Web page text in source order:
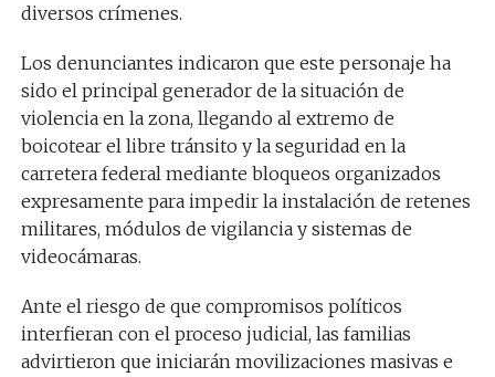
diversos crímenes.
Los denunciantes indicaron que este personaje ha
sido el principal generador de la situación de
violencia en la zona, llegando al extremo de
boicotear el libre tránsito y la seguridad en la
carretera federal mediante bloqueos organizados
expresamente para impedir la instalación de retenes
militares, módulos de vigilancia y sistemas de
videocámaras.
Ante el riesgo de que compromisos políticos
interfieran con el proceso judicial, las familias
advirtieron que iniciarán movilizaciones masivas e